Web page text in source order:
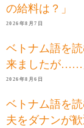
の給料は？」
2026年8月7日
ベトナム語を
来ましたが……
2026年8月6日
ベトナム語を
夫をダナンが歓